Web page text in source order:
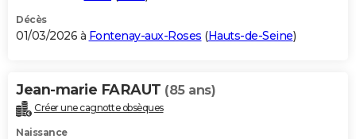
Décès
01/03/2026 à Fontenay-aux-Roses (Hauts-de-Seine)
Jean-marie FARAUT (85 ans)
Créer une cagnotte obsèques
Naissance